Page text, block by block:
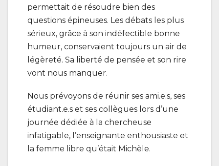
permettait de résoudre bien des
questions épineuses. Les débats les plus
sérieux, grâce à son indéfectible bonne
humeur, conservaient toujours un air de
légèreté. Sa liberté de pensée et son rire
vont nous manquer.
Nous prévoyons de réunir ses ami.e.s, ses
étudiant.e.s et ses collègues lors d’une
journée dédiée à la chercheuse
infatigable, l’enseignante enthousiaste et
la femme libre qu’était Michèle.